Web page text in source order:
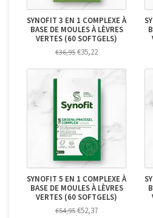
SYNOFIT 3 EN 1 COMPLEXE À
BASE DE MOULES À LÈVRES
VERTES (60 SOFTGELS)
€36,95 €35,22
SYNOFIT 5 EN 1 COMPLEXE À
BASE DE MOULES À LÈVRES
VERTES (60 SOFTGELS)
€54,95 €52,37